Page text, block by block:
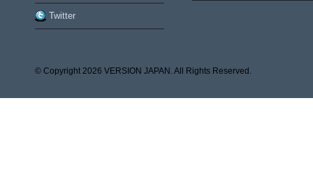
Twitter
© Copyright 2026 VERSION JAPAN. All Rights Reserved.